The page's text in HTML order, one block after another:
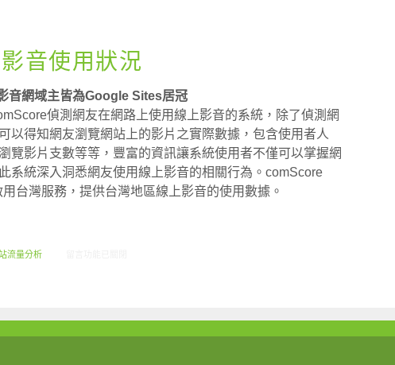
音使用狀況
音網域主皆為Google Sites居冠
偵測網友在網路上使用線上影音的系統，除了偵測網
以得知網友瀏覽網站上的影片之實際數據，包含使用者人
覽影片支數等等，豐富的資訊讓系統使用者不僅可以掌握網
系統深入洞悉網友使用線上影音的相關行為。comScore
台灣服務，提供台灣地區線上影音的使用數據。
流量分析